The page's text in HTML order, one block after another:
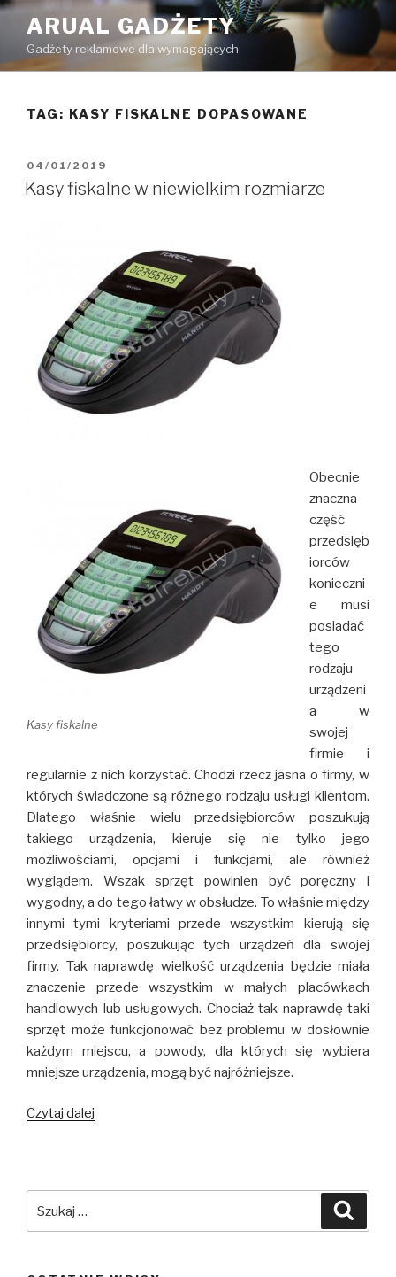
Przejdź
treści
ARUAL GADŻETY
Gadżety reklamowe dla wymagających
TAG: KASY FISKALNE DOPASOWANE
OPUBLIKOWANE
W
04/01/2019
Kasy fiskalne w niewielkim rozmiarze
Kasy fiskalne
Obecnie
znaczna
część
przedsięb
iorców
konieczni
e musi
posiadać
tego
rodzaju
urządzeni
a w
swojej
firmie i
regularnie z nich korzystać. Chodzi rzecz jasna o firmy, w
których świadczone są różnego rodzaju usługi klientom.
Dlatego właśnie wielu przedsiębiorców poszukują
takiego urządzenia, kieruje się nie tylko jego
możliwościami, opcjami i funkcjami, ale również
wyglądem. Wszak sprzęt powinien być poręczny i
wygodny, a do tego łatwy w obsłudze. To właśnie między
innymi tymi kryteriami przede wszystkim kierują się
przedsiębiorcy, poszukując tych urządzeń dla swojej
firmy. Tak naprawdę wielkość urządzenia będzie miała
znaczenie przede wszystkim w małych placówkach
handlowych lub usługowych. Chociaż tak naprawdę taki
sprzęt może funkcjonować bez problemu w dosłownie
każdym miejscu, a powody, dla których się wybiera
mniejsze urządzenia, mogą być najróżniejsze.
Czytaj dalej